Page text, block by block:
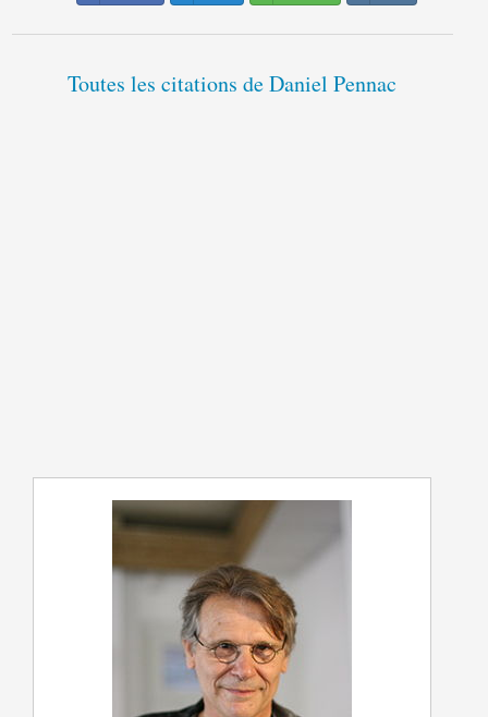
Toutes les citations de Daniel Pennac